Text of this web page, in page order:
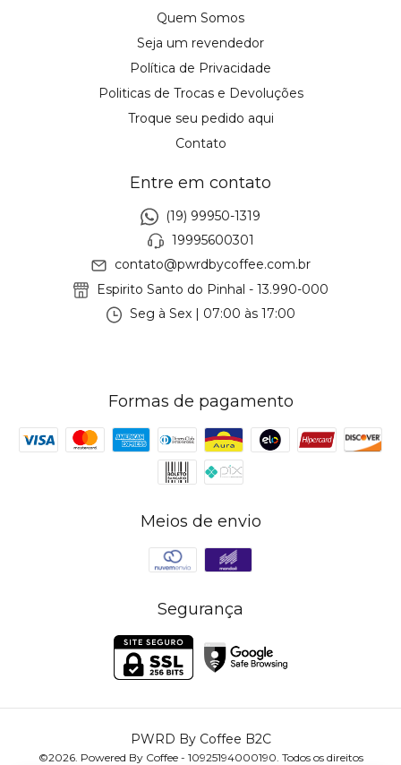
Quem Somos
Seja um revendedor
Política de Privacidade
Politicas de Trocas e Devoluções
Troque seu pedido aqui
Contato
Entre em contato
(19) 99950-1319
19995600301
contato@pwrdbycoffee.com.br
Espirito Santo do Pinhal - 13.990-000
Seg à Sex | 07:00 às 17:00
Formas de pagamento
Meios de envio
Segurança
PWRD By Coffee B2C
©2026. Powered By Coffee - 10925194000190. Todos os direitos